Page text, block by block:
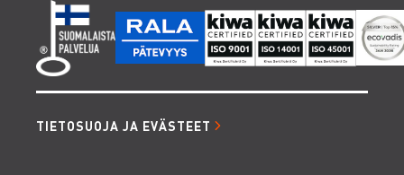
TIETOSUOJA JA EVÄSTEET